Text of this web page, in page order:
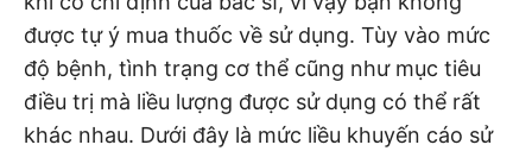
được tự ý mua thuốc về sử dụng. Tùy vào mức
độ bệnh, tình trạng cơ thể cũng như mục tiêu
điều trị mà liều lượng được sử dụng có thể rất
khác nhau. Dưới đây là mức liều khuyến cáo sử